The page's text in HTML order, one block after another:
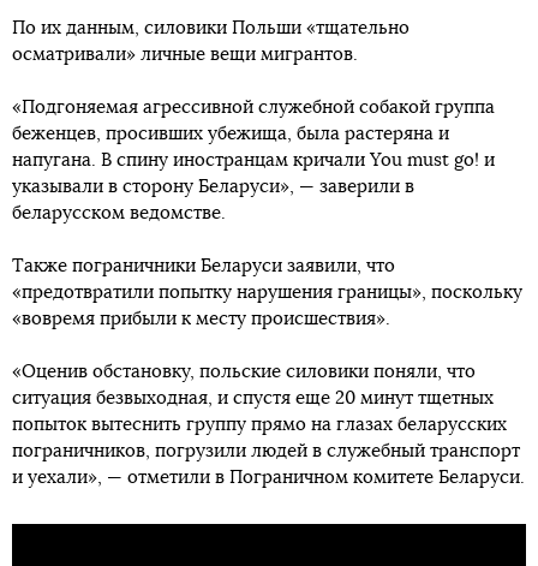
По их данным, силовики Польши «тщательно
осматривали» личные вещи мигрантов.
«Подгоняемая агрессивной служебной собакой группа
беженцев, просивших убежища, была растеряна и
напугана. В спину иностранцам кричали You must go! и
указывали в сторону Беларуси», — заверили в
беларусском ведомстве.
Также пограничники Беларуси заявили, что
«предотвратили попытку нарушения границы», поскольку
«вовремя прибыли к месту происшествия».
«Оценив обстановку, польские силовики поняли, что
ситуация безвыходная, и спустя еще 20 минут тщетных
попыток вытеснить группу прямо на глазах беларусских
пограничников, погрузили людей в служебный транспорт
и уехали», — отметили в Пограничном комитете Беларуси.